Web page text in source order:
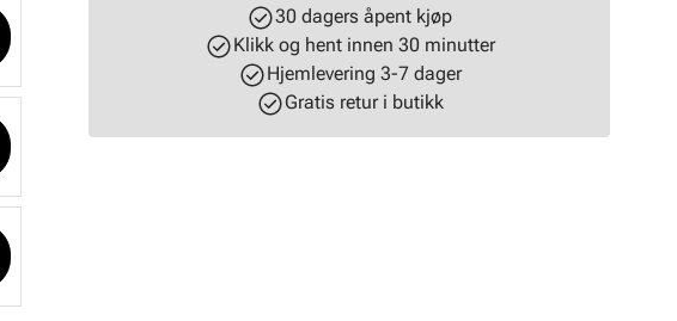
30 dagers åpent kjøp
Klikk og hent innen 30 minutter
Hjemlevering 3-7 dager
Gratis retur i butikk